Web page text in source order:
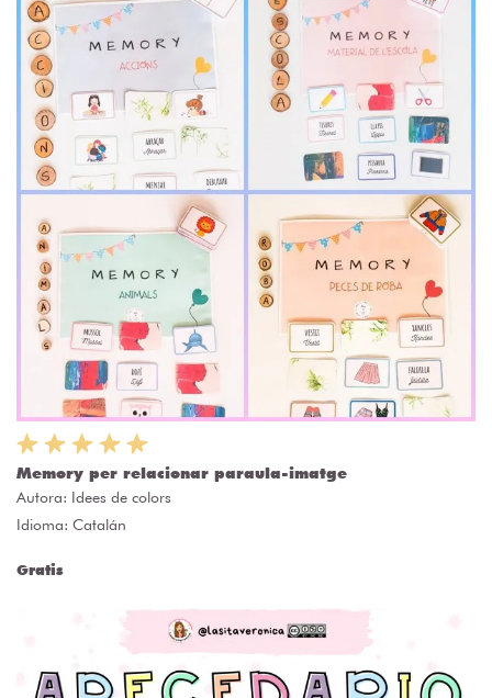
Memory per relacionar paraula-imatge
Autora: Idees de colors
Idioma: Catalán
Gratis